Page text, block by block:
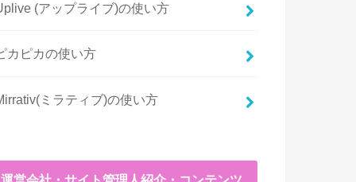
(アップライブ)の使い方
カピカの使い方
ミラティブ)の使い方